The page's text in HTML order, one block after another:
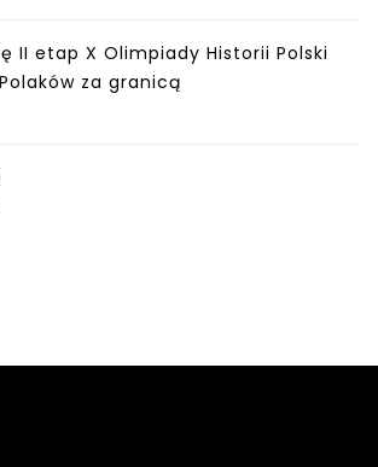
II etap X Olimpiady Historii Polski
za granicą